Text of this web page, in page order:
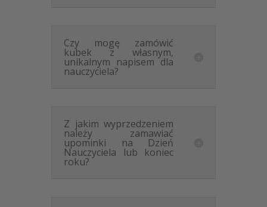
Czy mogę zamówić
kubek z własnym,
unikalnym napisem dla
nauczyciela?
Z jakim wyprzedzeniem
należy zamawiać
upominki na Dzień
Nauczyciela lub koniec
roku?